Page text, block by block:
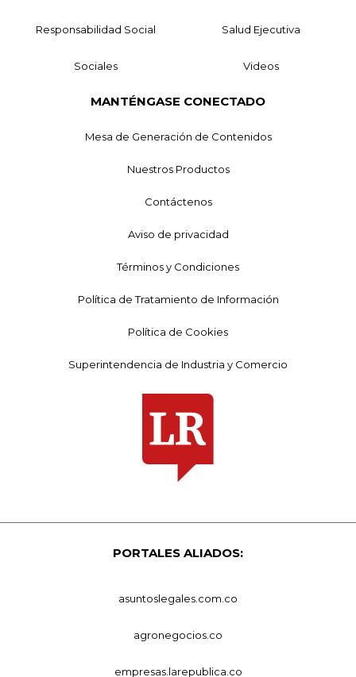
Responsabilidad Social Salud Ejecutiva
Sociales Videos
MANTÉNGASE CONECTADO
Mesa de Generación de Contenidos
Nuestros Productos
Contáctenos
Aviso de privacidad
Términos y Condiciones
Política de Tratamiento de Información
Política de Cookies
Superintendencia de Industria y Comercio
PORTALES ALIADOS:
asuntoslegales.com.co
agronegocios.co
empresas.larepublica.co